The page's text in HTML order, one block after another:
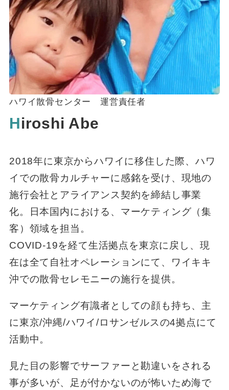
ハワイ散骨センター 運営責任者
Hiroshi Abe
2018年に東京からハワイに移住した際、ハワ
イでの散骨カルチャーに感銘を受け、現地の
施行会社とアライアンス契約を締結し事業
化。日本国内における、マーケティング（集
客）領域を担当。
COVID-19を経て生活拠点を東京に戻し、現
在は全て自社オペレーションにて、ワイキキ
沖での散骨セレモニーの施行を提供。
マーケティング有識者としての顔も持ち、主
に東京/沖縄/ハワイ/ロサンゼルスの4拠点にて
活動中。
見た目の影響でサーファーと勘違いをされる
事が多いが、足が付かないのが怖いため海で